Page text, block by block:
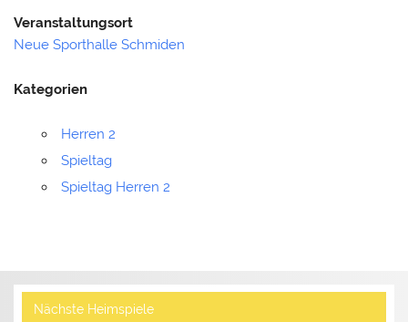
Veranstaltungsort
Neue Sporthalle Schmiden
Kategorien
Herren 2
Spieltag
Spieltag Herren 2
Nächste Heimspiele